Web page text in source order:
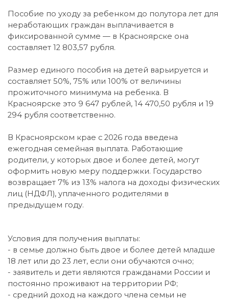
Пособие по уходу за ребенком до полутора лет для
неработающих граждан выплачивается в
фиксированной сумме — в Красноярске она
составляет 12 803,57 рубля.
Размер единого пособия на детей варьируется и
составляет 50%, 75% или 100% от величины
прожиточного минимума на ребенка. В
Красноярске это 9 647 рублей, 14 470,50 рубля и 19
294 рубля соответственно.
В Красноярском крае с 2026 года введена
ежегодная семейная выплата. Работающие
родители, у которых двое и более детей, могут
оформить новую меру поддержки. Государство
возвращает 7% из 13% налога на доходы физических
лиц (НДФЛ), уплаченного родителями в
предыдущем году.
Условия для получения выплаты:
- в семье должно быть двое и более детей младше
18 лет или до 23 лет, если они обучаются очно;
- заявитель и дети являются гражданами России и
постоянно проживают на территории РФ;
- средний доход на каждого члена семьи не